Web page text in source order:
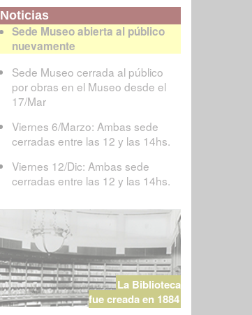
Noticias
Sede Museo abierta al público
nuevamente
Sede Museo cerrada al público
por obras en el Museo desde el
17/Mar
Viernes 6/Marzo: Ambas sede
cerradas entre las 12 y las 14hs.
Viernes 12/Dic: Ambas sede
cerradas entre las 12 y las 14hs.
La Biblioteca
fue creada en 1884